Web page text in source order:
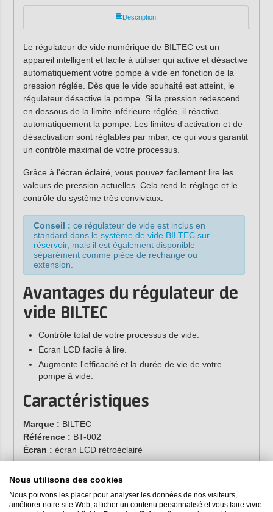
Description
Le régulateur de vide numérique de BILTEC est un
appareil intelligent et facile à utiliser qui active et désactive
automatiquement votre pompe à vide en fonction de la
pression réglée. Dès que le vide souhaité est atteint, le
régulateur désactive la pompe. Si la pression redescend
en dessous de la limite inférieure réglée, il réactive
automatiquement la pompe. Les limites d'activation et de
désactivation sont réglables par mbar, ce qui vous garantit
un contrôle maximal de votre processus.
Grâce à l'écran éclairé, vous pouvez facilement lire les
valeurs de pression actuelles. Cela rend le réglage et le
contrôle du système très conviviaux.
Conseil : ce régulateur de vide est inclus en
standard dans le système de vide BILTEC sur
réservoir, mais il est également disponible
séparément comme pièce de rechange ou
extension.
Avantages du régulateur de
vide BILTEC
Contrôle total de votre processus de vide.
Écran LCD facile à lire.
Augmente l'efficacité et la durée de vie de votre
pompe à vide.
Caractéristiques
Marque : BILTEC
Référence : BT-002
Écran : écran LCD rétroéclairé
Spécifications
Plage :-1-0 bar
Nous utilisons des cookies
Nous pouvons les placer pour analyser les données de nos visiteurs,
améliorer notre site Web, afficher un contenu personnalisé et vous faire vivre